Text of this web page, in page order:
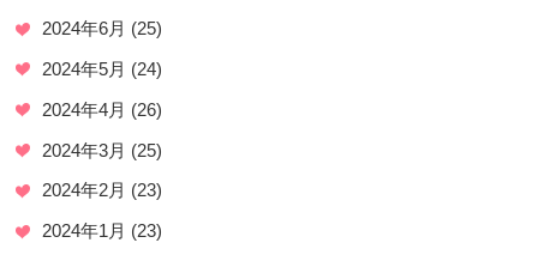
2024年6月 (25)
2024年5月 (24)
2024年4月 (26)
2024年3月 (25)
2024年2月 (23)
2024年1月 (23)